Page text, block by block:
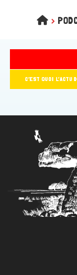
>
C’EST QUOI